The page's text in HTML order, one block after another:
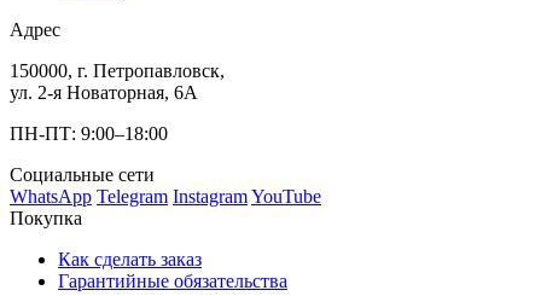
Адрес
150000, г. Петропавловск,
ул. 2-я Новаторная, 6А
ПН-ПТ: 9:00–18:00
Социальные сети
WhatsApp Telegram InstagramYouTube
Покупка
Как сделать заказ
Гарантийные обязательства